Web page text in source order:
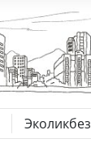
Эколикбез